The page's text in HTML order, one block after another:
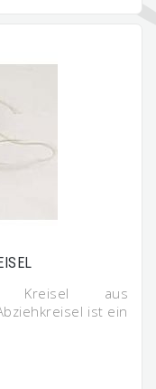
Kreisel aus
ist ein